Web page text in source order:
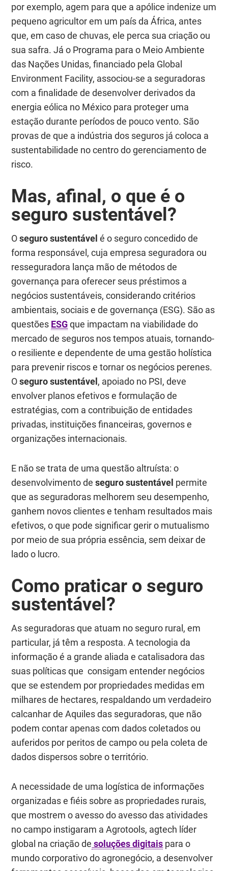
por exemplo, agem para que a apólice indenize um
pequeno agricultor em um país da África, antes
que, em caso de chuvas, ele perca sua criação ou
sua safra. Já o Programa para o Meio Ambiente
das Nações Unidas, financiado pela Global
Environment Facility, associou-se a seguradoras
com a finalidade de desenvolver derivados da
energia eólica no México para proteger uma
estação durante períodos de pouco vento. São
provas de que a indústria dos seguros já coloca a
sustentabilidade no centro do gerenciamento de
risco.
Mas, afinal, o que é o
seguro sustentável?
Oseguro sustentável é o seguro concedido de
forma responsável, cuja empresa seguradora ou
resseguradora lança mão de métodos de
governança para oferecer seus préstimos a
negócios sustentáveis, considerando critérios
ambientais, sociais e de governança (ESG). São as
questões ESGque impactam na viabilidade do
mercado de seguros nos tempos atuais, tornando-
o resiliente e dependente de uma gestão holística
para prevenir riscos e tornar os negócios perenes.
Oseguro sustentável , apoiado no PSI, deve
envolver planos efetivos e formulação de
estratégias, com a contribuição de entidades
privadas, instituições financeiras, governos e
organizações internacionais.
E não se trata de uma questão altruísta: o
desenvolvimento deseguro sustentável permite
que as seguradoras melhorem seu desempenho,
ganhem novos clientes e tenham resultados mais
efetivos, o que pode significar gerir o mutualismo
por meio de sua própria essência, sem deixar de
lado o lucro.
Como praticar o seguro
sustentável?
As seguradoras que atuam no seguro rural, em
particular, já têm a resposta. A tecnologia da
informação é a grande aliada e catalisadora das
suas políticas que consigam entender negócios
que se estendem por propriedades medidas em
milhares de hectares, respaldando um verdadeiro
calcanhar de Aquiles das seguradoras, que não
podem contar apenas com dados coletados ou
auferidos por peritos de campo ou pela coleta de
dados dispersos sobre o território.
A necessidade de uma logística de informações
organizadas e fiéis sobre as propriedades rurais,
que mostrem o avesso do avessodas atividades
no campo instigaram a Agrotools, agtech líder
global na criação de soluções digitais para o
mundo corporativo do agronegócio, a desenvolver